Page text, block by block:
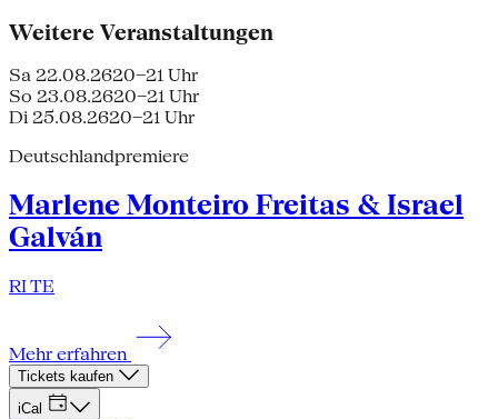
Weitere Veranstaltungen
Sa 22.08.2620–21 Uhr
So 23.08.2620–21 Uhr
Di 25.08.2620–21 Uhr
Deutschlandpremiere
Marlene Monteiro Freitas & Israel
Galván
RI TE
Mehr erfahren
Tickets kaufen
iCal